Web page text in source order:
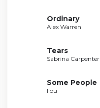
Ordinary
Alex Warren
Tears
Sabrina Carpenter
Some People
liou